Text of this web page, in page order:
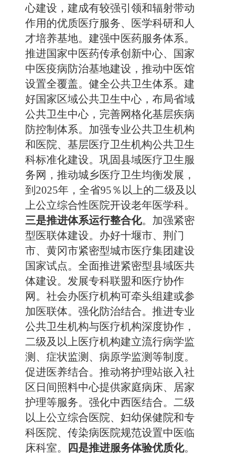
心建设，建成有较强引领和辐射带动
作用的优质医疗服务、医学科研和人
才培养基地。建强中医药服务体系。
推进国家中医药传承创新中心、国家
中医疫病防治基地建设，推动中医馆
设置全覆盖。健全公共卫生体系。建
好国家区域公共卫生中心，布局省域
公共卫生中心，完善网格化基层疾病
防控制体系。加强专业公共卫生机构
和医院、基层医疗卫生机构公共卫生
科标准化建设。巩固县域医疗卫生服
务网，推动城乡医疗卫生均衡发展，
到2025年，全省95％以上的二级及以
上公立综合性医院开设老年医学科。
三是推进体系运行整合化。加强紧密
型医联体建设。办好十堰市、荆门
市、黄冈市紧密型城市医疗集团建设
国家试点。全面推进紧密型县域医共
体建设。发展专科联盟和医疗协作
网。社会办医疗机构可牵头组建或参
加医联体。强化防治结合。推进专业
公共卫生机构与医疗机构深度协作，
二级及以上医疗机构建立流行病学监
测、症状监测、病原学监测等制度。
促进医养结合。推动将护理站嵌入社
区日间照料中心提供家庭病床、居家
护理等服务。强化中西医结合。二级
以上公立综合医院、妇幼保健院和专
科医院、传染病医院规范设置中医临
床科室。
四是推进服务体验优质化。